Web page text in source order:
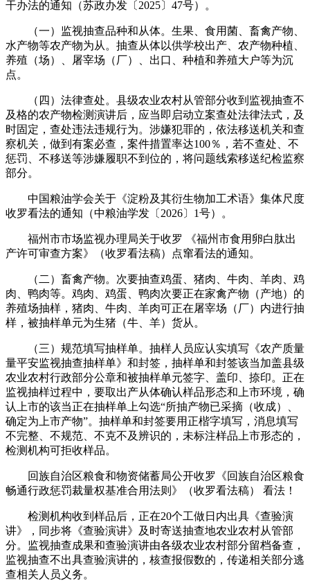
干办法的通知（苏政办发〔2025〕47号）。
（一）监视抽查品种和从体。生果、食用菌、畜禽产物、
水产物等农产物为从。抽查从体以供学校出产、农产物种植、
养殖（场）、屠宰场（厂）、出口、种植和养殖大户等为沉
点。
（四）法律查处。县级农业农村从管部分收到监视抽查不
及格的农产物检测演讲后，应当即启动立案查处法律法式，及
时固定，查处违法违规行为。涉嫌犯罪的，依法移送机关和查
察机关，做到有案必查，案件措置率达100％，若不查处、不
惩罚、不移送等涉嫌履职不到位的，将问题线索移送纪检监察
部分。
中国粮油学会关于《淀粉及其衍生物加工术语》集体尺度
收罗看法的通知（中粮油学发〔2026〕1号）。
福州市市场监视办理局关于收罗 《福州市食用卵白肽出
产许可审查方案》（收罗看法稿）点窜看法的通知。
（二）畜禽产物。次要抽查鸡蛋、猪肉、牛肉、羊肉、鸡
肉、鸭肉等。鸡肉、鸡蛋、鸭肉次要正在家禽产物（产地）的
养殖场抽样，猪肉、牛肉、羊肉可正在屠宰场（厂）内进行抽
样，被抽样单元为生猪（牛、羊）货从。
（三）规范填写抽样单。抽样人员应认实填写《农产质量
量平安监视抽查抽样单》和封签，抽样单和封签该当加盖县级
农业农村行政部分公章和被抽样单元签字、盖印、捺印。正在
监视抽样过程中，要取出产从体确认样品形态和上市环境，确
认上市的该当正在抽样单上勾选“所抽产物已采摘（收成）、
确定为上市产物”。抽样单和封签要用正楷字填写，消息填写
不完整、不规范、不克不及辨识的，未标注样品上市形态的，
检测机构可拒收样品。
回族自治区粮食和物资储蓄局公开收罗《回族自治区粮食
畅通行政惩罚裁量权基准合用法则》（收罗看法稿） 看法！
检测机构收到样品后，正在20个工做日内出具《查验演
讲》，同步将《查验演讲》及时寄送抽查地农业农村从管部
分。监视抽查成果和查验演讲由各级农业农村部分留档备查，
监视抽查不出具查验演讲的，核查报假数的，传递相关部分逃
查相关人员义务。